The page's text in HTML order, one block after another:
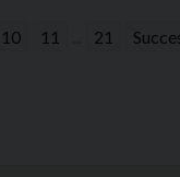
10 11 21